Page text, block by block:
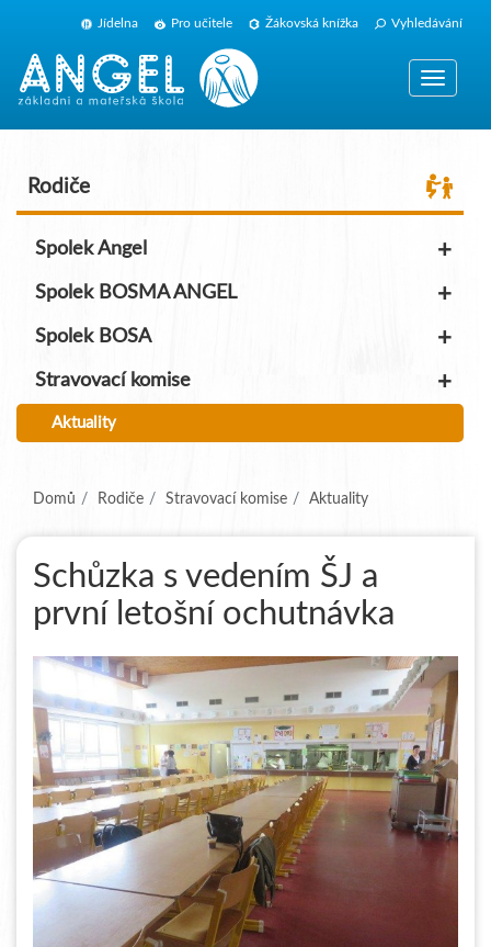
Jídelna Pro učitele Žákovská knížka Vyhledávání
Rodiče
Spolek Angel +
Spolek BOSMA ANGEL +
Spolek BOSA +
Stravovací komise +
Aktuality
Domů Rodiče Stravovací komise Aktuality
Schůzka s vedením ŠJ a
první letošní ochutnávka